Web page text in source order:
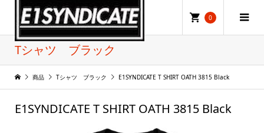
0
Tシャツ ブラック
商品 Tシャツ ブラック E1SYNDICATE T SHIRT OATH 3815 Black
E1SYNDICATE T SHIRT OATH 3815 Black